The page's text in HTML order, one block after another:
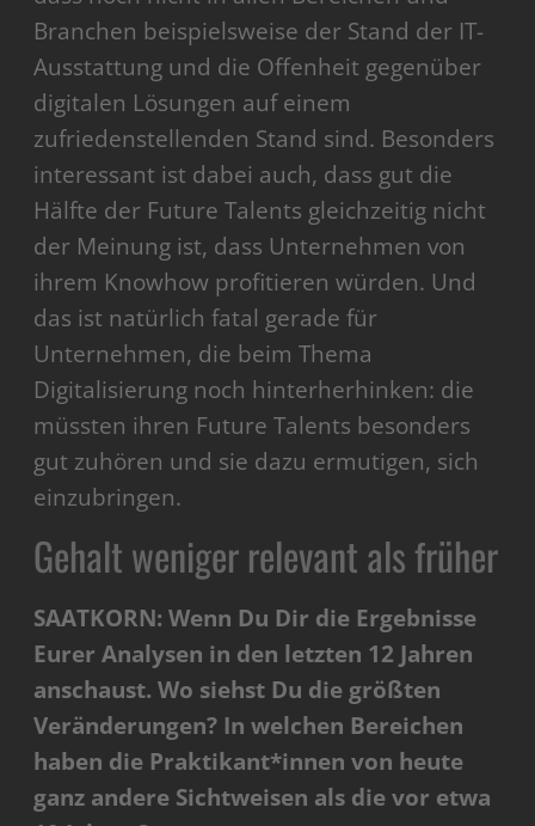
Branchen beispielsweise der Stand der IT-
Ausstattung und die Offenheit gegenüber
digitalen Lösungen auf einem
zufriedenstellenden Stand sind. Besonders
interessant ist dabei auch, dass gut die
Hälfte der Future Talents gleichzeitig nicht
der Meinung ist, dass Unternehmen von
ihrem Knowhow profitieren würden. Und
das ist natürlich fatal gerade für
Unternehmen, die beim Thema
Digitalisierung noch hinterherhinken: die
müssten ihren Future Talents besonders
gut zuhören und sie dazu ermutigen, sich
einzubringen.
Gehalt weniger relevant als früher
SAATKORN: Wenn Du Dir die Ergebnisse
Eurer Analysen in den letzten 12 Jahren
anschaust. Wo siehst Du die größten
Veränderungen? In welchen Bereichen
haben die Praktikant*innen von heute
ganz andere Sichtweisen als die vor etwa